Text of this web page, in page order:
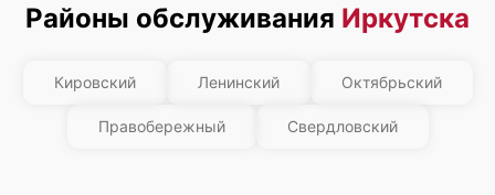
Районы обслуживания Иркутска
Кировский Ленинский Октябрьский
Правобережный Свердловский